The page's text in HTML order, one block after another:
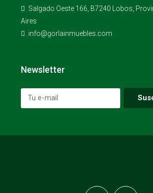
Salgado Oeste 166, B7240 Lobos,
Aires
info@gorlainmuebles.com
Newsletter